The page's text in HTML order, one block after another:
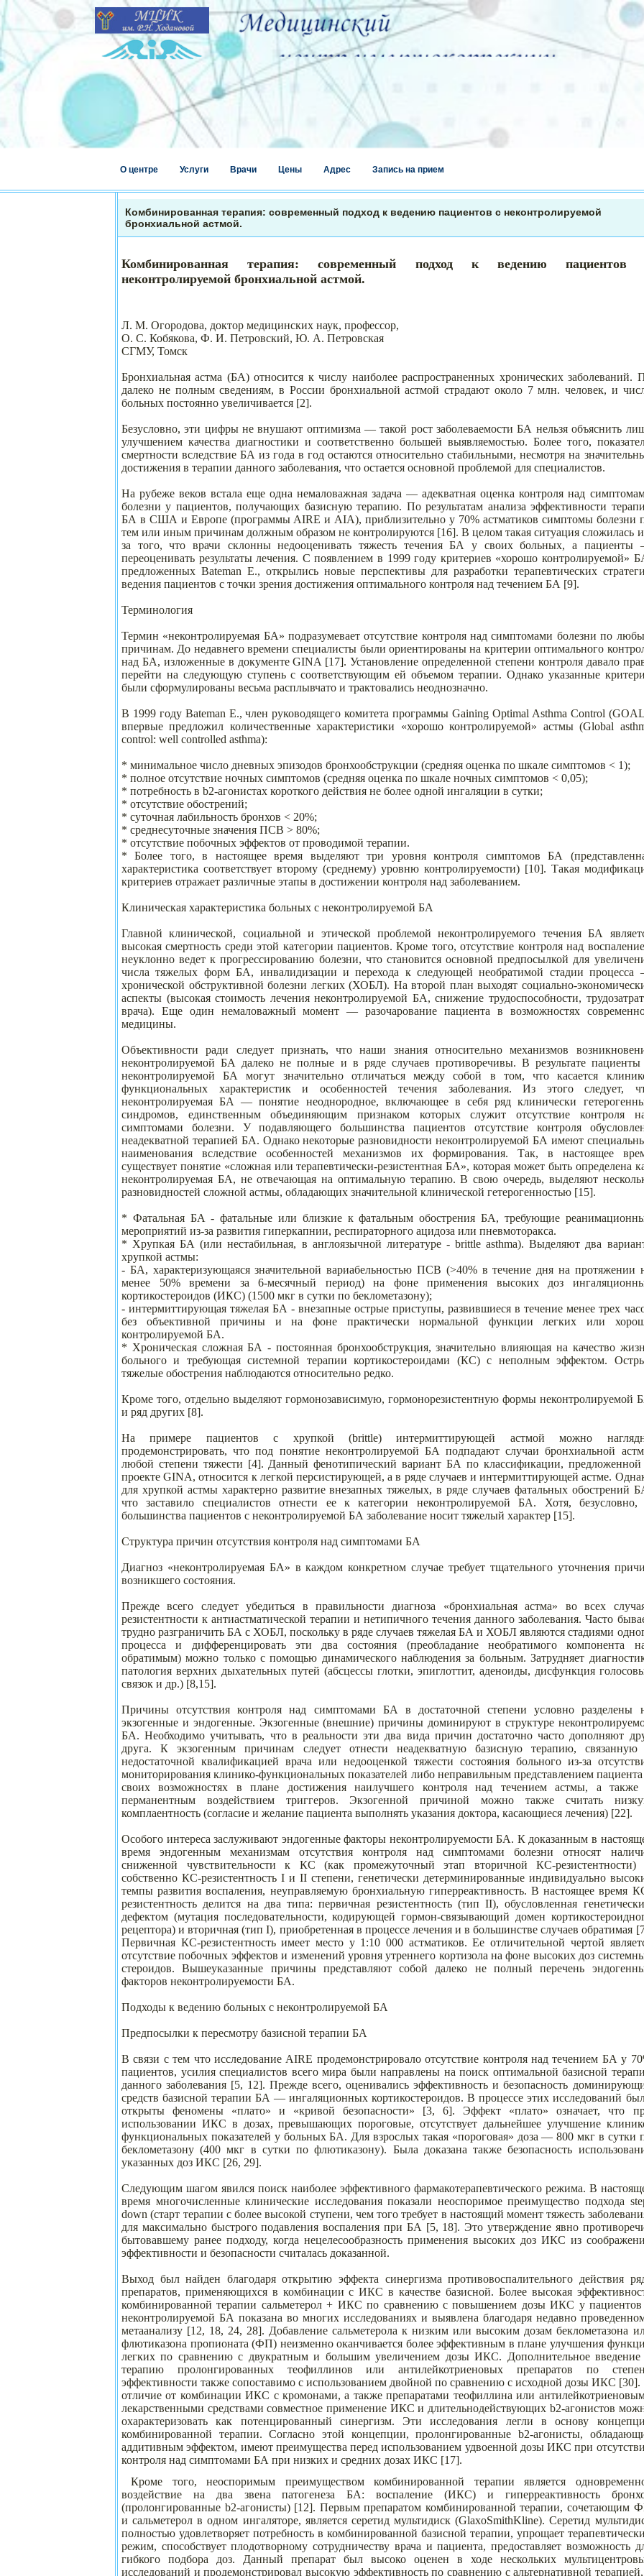
О центре Услуги Врачи Цены Адрес Запись на прием
Комбинированная терапия: современный подход к ведению пациентов с неконтролируемой
бронхиальной астмой.
Комбинированная терапия: современный подход к ведению пациентов
неконтролируемой бронхиальной астмой.
Л. М. Огородова, доктор медицинских наук, профессор,
О. С. Кобякова, Ф. И. Петровский, Ю. А. Петровская
СГМУ, Томск
Бронхиальная астма (БА) относится к числу наиболее распространенных хронических заболеваний.
далеко не полным сведениям, в России бронхиальной астмой страдают около 7 млн. человек, и
больных постоянно увеличивается [2].
Безусловно, эти цифры не внушают оптимизма — такой рост заболеваемости БА нельзя объяснить
улучшением качества диагностики и соответственно большей выявляемостью. Более того,
смертности вследствие БА из года в год остаются относительно стабильными, несмотря на
достижения в терапии данного заболевания, что остается основной проблемой для специалистов.
На рубеже веков встала еще одна немаловажная задача — адекватная оценка контроля над
болезни у пациентов, получающих базисную терапию. По результатам анализа эффективности
БА в США и Европе (программы AIRE и AIА), приблизительно у 70% астматиков симптомы болезни
тем или иным причинам должным образом не контролируются [16]. В целом такая ситуация сложилась
за того, что врачи склонны недооценивать тяжесть течения БА у своих больных, а пациенты
переоценивать результаты лечения. С появлением в 1999 году критериев «хорошо контролируемой»
предложенных Bateman E., открылись новые перспективы для разработки терапевтических
ведения пациентов с точки зрения достижения оптимального контроля над течением БА [9].
Терминология
Термин «неконтролируемая БА» подразумевает отсутствие контроля над симптомами болезни по
причинам. До недавнего времени специалисты были ориентированы на критерии оптимального
над БА, изложенные в документе GINA [17]. Установление определенной степени контроля давало
перейти на следующую ступень с соответствующим ей объемом терапии. Однако указанные
были сформулированы весьма расплывчато и трактовались неоднозначно.
В 1999 году Bateman E., член руководящего комитета программы Gaining Optimal Asthma Control
впервые предложил количественные характеристики «хорошо контролируемой» астмы (Global
control: well controlled asthma):
* минимальное число дневных эпизодов бронхообструкции (средняя оценка по шкале симптомов < 1);
* полное отсутствие ночных симптомов (средняя оценка по шкале ночных симптомов < 0,05);
* потребность в b2-агонистах короткого действия не более одной ингаляции в сутки;
* отсутствие обострений;
* суточная лабильность бронхов < 20%;
* среднесуточные значения ПСВ > 80%;
* отсутствие побочных эффектов от проводимой терапии.
* Более того, в настоящее время выделяют три уровня контроля симптомов БА
характеристика соответствует второму (среднему) уровню контролируемости) [10]. Такая
критериев отражает различные этапы в достижении контроля над заболеванием.
Клиническая характеристика больных с неконтролируемой БА
Главной клинической, социальной и этической проблемой неконтролируемого течения БА
высокая смертность среди этой категории пациентов. Кроме того, отсутствие контроля над
неуклонно ведет к прогрессированию болезни, что становится основной предпосылкой для
числа тяжелых форм БА, инвалидизации и перехода к следующей необратимой стадии процесса
хронической обструктивной болезни легких (ХОБЛ). На второй план выходят социально-
аспекты (высокая стоимость лечения неконтролируемой БА, снижение трудоспособности,
врача). Еще один немаловажный момент — разочарование пациента в возможностях
медицины.
Объективности ради следует признать, что наши знания относительно механизмов
неконтролируемой БА далеко не полные и в ряде случаев противоречивы. В результате
неконтролируемой БА могут значительно отличаться между собой в том, что касается
функциональных характеристик и особенностей течения заболевания. Из этого следует,
неконтролируемая БА — понятие неоднородное, включающее в себя ряд клинически
синдромов, единственным объединяющим признаком которых служит отсутствие контроля
симптомами болезни. У подавляющего большинства пациентов отсутствие контроля
неадекватной терапией БА. Однако некоторые разновидности неконтролируемой БА имеют
наименования вследствие особенностей механизмов их формирования. Так, в настоящее
существует понятие «сложная или терапевтически-резистентная БА», которая может быть определена
неконтролируемая БА, не отвечающая на оптимальную терапию. В свою очередь, выделяют
разновидностей сложной астмы, обладающих значительной клинической гетерогенностью [15].
* Фатальная БА - фатальные или близкие к фатальным обострения БА, требующие
мероприятий из-за развития гиперкапнии, респираторного ацидоза или пневмоторакса.
* Хрупкая БА (или нестабильная, в англоязычной литературе - brittle asthma). Выделяют два
хрупкой астмы:
- БА, характеризующаяся значительной вариабельностью ПСВ (>40% в течение дня на протяжении
менее 50% времени за 6-месячный период) на фоне применения высоких доз
кортикостероидов (ИКС) (1500 мкг в сутки по беклометазону);
- интермиттирующая тяжелая БА - внезапные острые приступы, развившиеся в течение менее трех
без объективной причины и на фоне практически нормальной функции легких или
контролируемой БА.
* Хроническая сложная БА - постоянная бронхообструкция, значительно влияющая на качество
больного и требующая системной терапии кортикостероидами (КС) с неполным эффектом.
тяжелые обострения наблюдаются относительно редко.
Кроме того, отдельно выделяют гормонозависимую, гормонорезистентную формы неконтролируемой
и ряд других [8].
На примере пациентов с хрупкой (brittle) интермиттирующей астмой можно
продемонстрировать, что под понятие неконтролируемой БА подпадают случаи бронхиальной
любой степени тяжести [4]. Данный фенотипический вариант БА по классификации, предложенной
проекте GINA, относится к легкой персистирующей, а в ряде случаев и интермиттирующей астме.
для хрупкой астмы характерно развитие внезапных тяжелых, в ряде случаев фатальных обострений
что заставило специалистов отнести ее к категории неконтролируемой БА. Хотя, безусловно,
большинства пациентов с неконтролируемой БА заболевание носит тяжелый характер [15].
Структура причин отсутствия контроля над симптомами БА
Диагноз «неконтролируемая БА» в каждом конкретном случае требует тщательного уточнения
возникшего состояния.
Прежде всего следует убедиться в правильности диагноза «бронхиальная астма» во всех
резистентности к антиастматической терапии и нетипичного течения данного заболевания. Часто
трудно разграничить БА с ХОБЛ, поскольку в ряде случаев тяжелая БА и ХОБЛ являются стадиями
процесса и дифференцировать эти два состояния (преобладание необратимого компонента
обратимым) можно только с помощью динамического наблюдения за больным. Затрудняет
патология верхних дыхательных путей (абсцессы глотки, эпиглоттит, аденоиды, дисфункция
связок и др.) [8,15].
Причины отсутствия контроля над симптомами БА в достаточной степени условно разделены
экзогенные и эндогенные. Экзогенные (внешние) причины доминируют в структуре
БА. Необходимо учитывать, что в реальности эти два вида причин достаточно часто дополняют
друга. К экзогенным причинам следует отнести неадекватную базисную терапию, связанную
недостаточной квалификацией врача или недооценкой тяжести состояния больного из-за
мониторирования клинико-функциональных показателей либо неправильным представлением
своих возможностях в плане достижения наилучшего контроля над течением астмы, а также
перманентным воздействием триггеров. Экзогенной причиной можно также считать
комплаентность (согласие и желание пациента выполнять указания доктора, касающиеся лечения) [22].
Особого интереса заслуживают эндогенные факторы неконтролируемости БА. К доказанным в
время эндогенным механизмам отсутствия контроля над симптомами болезни относят
сниженной чувствительности к КС (как промежуточный этап вторичной КС-резистентности)
собственно КС-резистентность I и II степени, генетически детерминированные индивидуально
темпы развития воспаления, неуправляемую бронхиальную гиперреактивность. В настоящее время
резистентность делится на два типа: первичная резистентность (тип II), обусловленная
дефектом (мутация последовательности, кодирующей гормон-связывающий домен
рецептора) и вторичная (тип I), приобретенная в процессе лечения и в большинстве случаев обратимая
Первичная КС-резистентность имеет место у 1:10 000 астматиков. Ее отличительной чертой
отсутствие побочных эффектов и изменений уровня утреннего кортизола на фоне высоких доз
стероидов. Вышеуказанные причины представляют собой далеко не полный перечень
факторов неконтролируемости БА.
Подходы к ведению больных с неконтролируемой БА
Предпосылки к пересмотру базисной терапии БА
В связи с тем что исследование AIRE продемонстрировало отсутствие контроля над течением БА у
пациентов, усилия специалистов всего мира были направлены на поиск оптимальной базисной
данного заболевания [5, 12]. Прежде всего, оценивались эффективность и безопасность
средств базисной терапии БА — ингаляционных кортикостероидов. В процессе этих исследований
открыты феномены «плато» и «кривой безопасности» [3, 6]. Эффект «плато» означает, что
использовании ИКС в дозах, превышающих пороговые, отсутствует дальнейшее улучшение
функциональных показателей у больных БА. Для взрослых такая «пороговая» доза — 800 мкг в сутки
беклометазону (400 мкг в сутки по флютиказону). Была доказана также безопасность
указанных доз ИКС [26, 29].
Следующим шагом явился поиск наиболее эффективного фармакотерапевтического режима. В
время многочисленные клинические исследования показали неоспоримое преимущество подхода
down (старт терапии с более высокой ступени, чем того требует в настоящий момент тяжесть
для максимально быстрого подавления воспаления при БА [5, 18]. Это утверждение явно
бытовавшему ранее подходу, когда нецелесообразность применения высоких доз ИКС из
эффективности и безопасности считалась доказанной.
Выход был найден благодаря открытию эффекта синергизма противовоспалительного действия
препаратов, применяющихся в комбинации с ИКС в качестве базисной. Более высокая
комбинированной терапии сальметерол + ИКС по сравнению с повышением дозы ИКС у
неконтролируемой БА показана во многих исследованиях и выявлена благодаря недавно
метаанализу [12, 18, 24, 28]. Добавление сальметерола к низким или высоким дозам беклометазона
флютиказона пропионата (ФП) неизменно оканчивается более эффективным в плане улучшения
легких по сравнению с двукратным и большим увеличением дозы ИКС. Дополнительное введение
терапию пролонгированных теофиллинов или антилейкотриеновых препаратов по
эффективности также сопоставимо с использованием двойной по сравнению с исходной дозы ИКС
отличие от комбинации ИКС с кромонами, а также препаратами теофиллина или
лекарственными средствами совместное применение ИКС и длительнодействующих b2-агонистов
охарактеризовать как потенцированный синергизм. Эти исследования легли в основу
комбинированной терапии. Согласно этой концепции, пролонгированные b2-агонисты,
аддитивным эффектом, имеют преимущества перед использованием удвоенной дозы ИКС при
контроля над симптомами БА при низких и средних дозах ИКС [17].
Кроме того, неоспоримым преимуществом комбинированной терапии является
воздействие на два звена патогенеза БА: воспаление (ИКС) и гиперреактивность
(пролонгированные b2-агонисты) [12]. Первым препаратом комбинированной терапии, сочетающим
и сальметерол в одном ингаляторе, является серетид мультидиск (GlaxoSmithKline). Серетид
полностью удовлетворяет потребность в комбинированной базисной терапии, упрощает
режим, способствует плодотворному сотрудничеству врача и пациента, предоставляет возможность
гибкого подбора доз. Данный препарат был высоко оценен в ходе нескольких
исследований и продемонстрировал высокую эффективность по сравнению с альтернативной